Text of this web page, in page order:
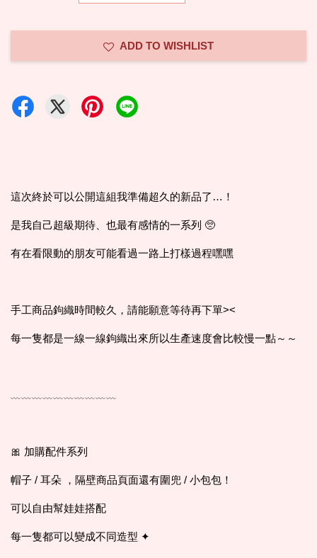
ADD TO WISHLIST
這次終於可以公開這組我準備超久的新品了…！
是我自己超級期待、也最有感情的一系列 🥺
有在看限動的朋友可能看過一路上打樣過程嘿嘿
手工商品鉤織時間較久，請能願意等待再下單><
每一隻都是一線一線鉤織出來所以生產速度會比較慢一點～～
﹏﹏﹏﹏﹏﹏﹏﹏﹏﹏
🎀 加購配件系列
帽子 / 耳朵 ，隔壁商品頁面還有圍兜 / 小包包！
可以自由幫娃娃搭配
每一隻都可以變成不同造型 ✦